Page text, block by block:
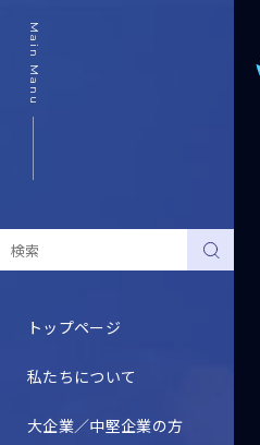
Main Manu
トップページ
私たちについて
大企業／中堅企業の方